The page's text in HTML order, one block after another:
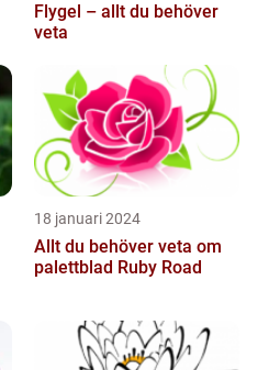
Flygel – allt du behöver
veta
18 januari 2024
Allt du behöver veta om
palettblad Ruby Road